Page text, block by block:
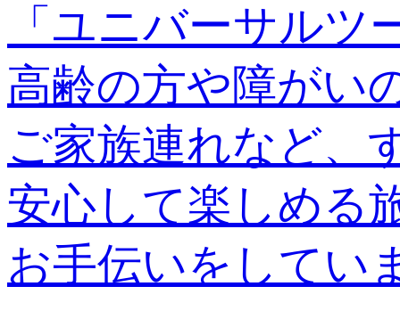
「ユニバーサルツ
高齢の方や障がい
ご家族連れなど、
安心して楽しめる
お手伝いをしてい